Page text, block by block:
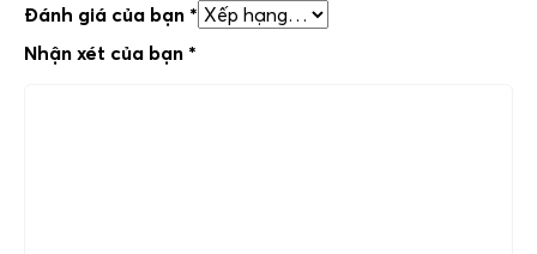
Đánh giá của bạn *
Nhận xét của bạn *